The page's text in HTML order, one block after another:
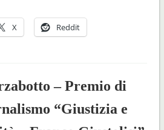
X Reddit
– Premio di
“Giustizia e